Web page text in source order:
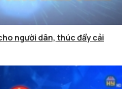
người dân, thúc đẩy cải